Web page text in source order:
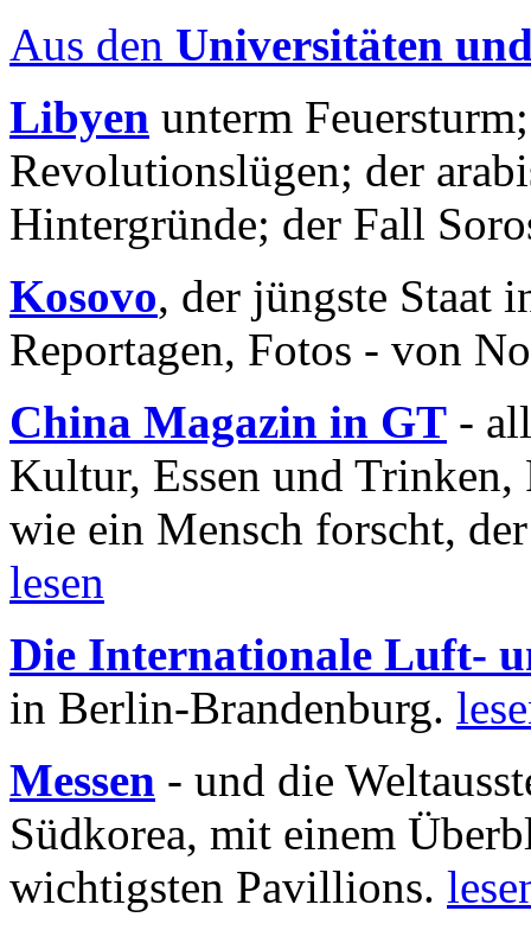
Aus den Universitäten
Libyen unterm
Revolutionslügen; der
Hintergründe; der Fall
Kosovo, der jüngste Staat
Reportagen, Fotos - von
China Magazin in GT -
Kultur, Essen und
wie ein Mensch forscht,
lesen
Die Internationale Luft-
in Berlin-Brandenburg.
Messen - und die
Südkorea, mit einem
wichtigsten Pavillions.